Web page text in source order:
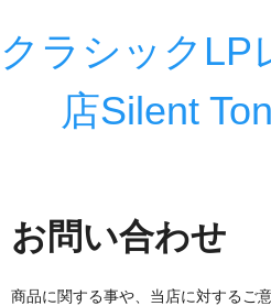
クラシックLP
店Silent
お問い合わせ
商品に関する事や、当店に対するご